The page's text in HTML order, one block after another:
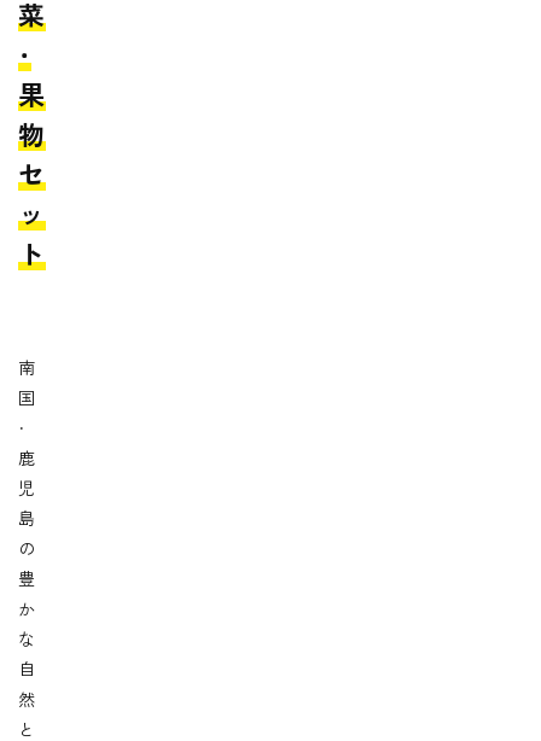
菜
・
果
物
セ
ッ
ト
南
国
・
鹿
児
島
の
豊
か
な
自
然
と